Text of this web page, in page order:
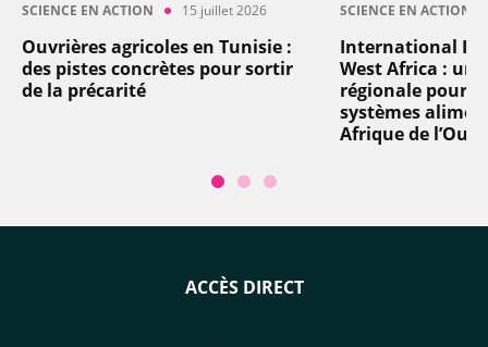
SCIENCE EN ACTION 15 juillet 2026
Ouvrières agricoles en Tunisie :
des pistes concrètes pour sortir
de la précarité
SCIENCE EN ACTION
International
West Africa :
régionale pour
systèmes
Afrique de
ACCÈS DIRECT